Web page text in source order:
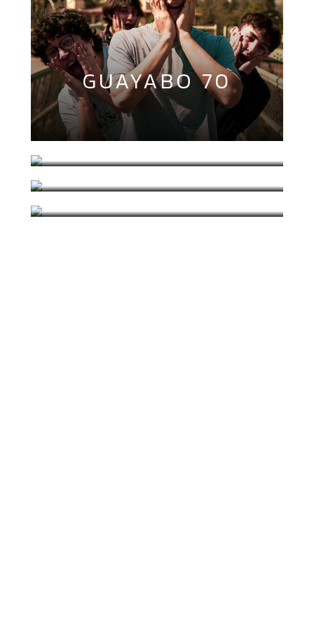
GUAYABO 70
LYQUENES
PEAK LEVEL
SOUNDNACHIN &
LOS IMAGINARIOS